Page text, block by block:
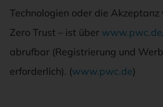
Technologien oder die Akzeptanz
Zero Trust – ist über
abrufbar (Registrierung und
erforderlich). (www.pwc.de)